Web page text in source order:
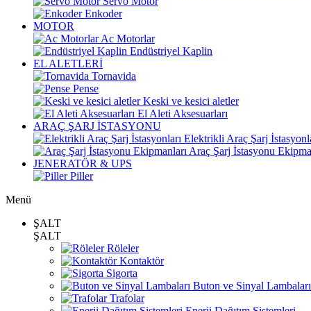
Enkoder
MOTOR
Ac Motorlar
Endüstriyel Kaplin
EL ALETLERİ
Tornavida
Pense
Keski ve kesici aletler
El Aleti Aksesuarları
ARAÇ ŞARJ İSTASYONU
Elektrikli Araç Şarj
Araç Şarj İstasyonu
JENERATÖR & UPS
Piller
Menü
ŞALT
ŞALT
Röleler
Kontaktör
Sigorta
Buton ve Sinyal Lambaları
Trafolar